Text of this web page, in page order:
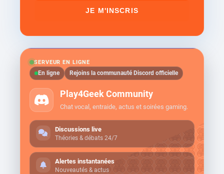
JE M'INSCRIS
SERVEUR EN LIGNE
En ligne Rejoins la communauté Discord officielle
Play4Geek Community
Chat vocal, entraide, actus et soirées gaming.
Discussions live
Théories & débats 24/7
Alertes instantanées
Nouveautés & actus